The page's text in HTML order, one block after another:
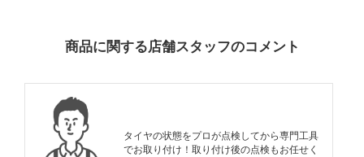
商品に関する店舗スタッフのコメント
タイヤの状態をプロが点検してから専門工具
でお取り付け！取り付け後の点検もお任せく